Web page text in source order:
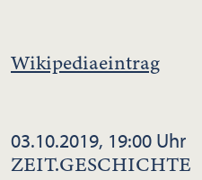
Wikipediaeintrag
03.10.2019, 19:00 Uhr
ZEIT.GESCHICHTE